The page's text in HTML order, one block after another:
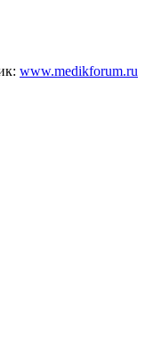
www.medikforum.ru